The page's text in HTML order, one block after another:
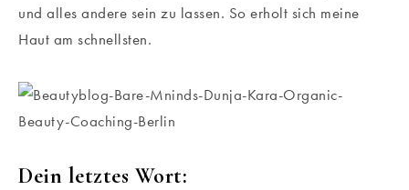
und alles andere sein zu lassen. So erholt sich meine
Haut am schnellsten.
Dein letztes Wort: